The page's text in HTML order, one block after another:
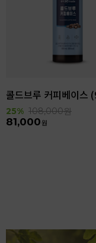
25% 108,000원
81,000원